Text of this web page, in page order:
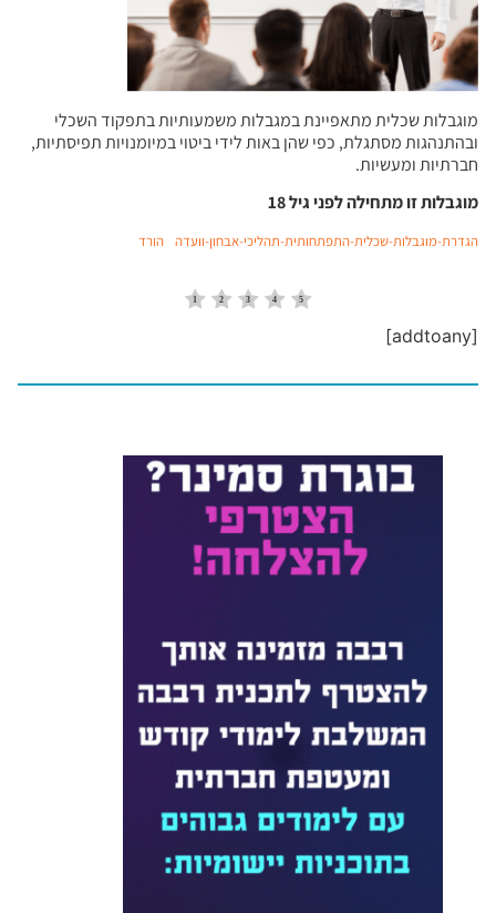
מוגבלות שכלית מתאפיינת במגבלות משמעותיות בתפקוד השכלי
ובהתנהגות מסתגלת, כפי שהן באות לידי ביטוי במיומנויות תפיסתיות,
חברתיות ומעשיות.
מוגבלות זו מתחילה לפני גיל 18
הגדרת-מוגבלות-שכלית-התפתחותית-תהליכי-אבחון-וועדה הורד
[addtoany]